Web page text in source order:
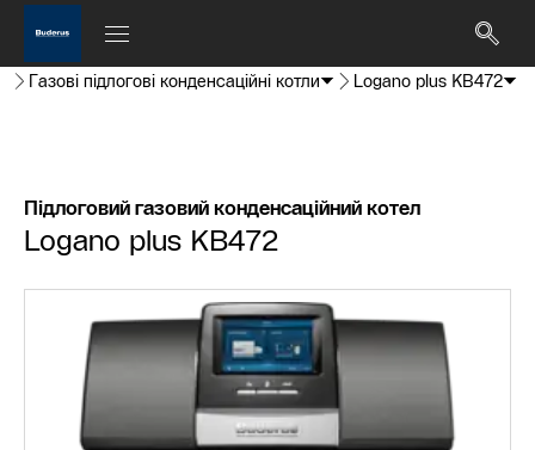
Газові підлогові конденсаційні котли Logano plus KB472
Підлоговий газовий конденсаційний котел
Logano plus KB472